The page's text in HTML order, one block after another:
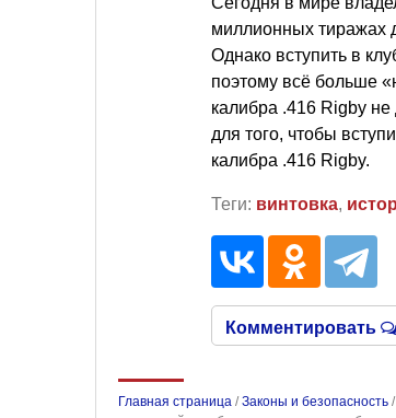
миллионных тиражах
Однако вступить в
поэтому всё больше
калибра .416 Rigby не
для того, чтобы
калибра .416 Rigby.
Теги: винтовка,
Комментировать
Главная страница /Законы и безопасность /